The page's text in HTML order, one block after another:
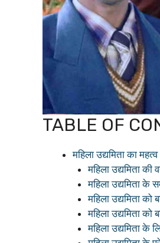
TABLE OF
महिला उद्यमिता का महत्व
महिला उद्यमिता की
महिला उद्यमिता के
महिला उद्यमिता
महिला उद्यमिता को
महिला उद्यमिता के